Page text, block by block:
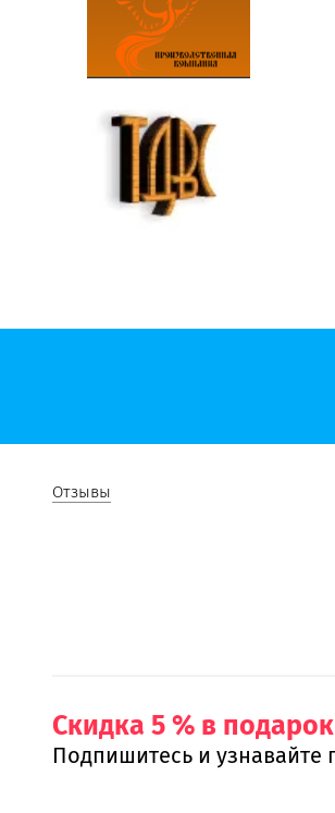
Отзывы
Скидка 5 % в
Подпишитесь и